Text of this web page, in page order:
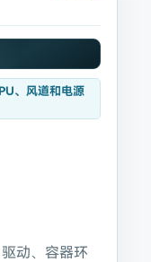
、风道和电源
动、容器环